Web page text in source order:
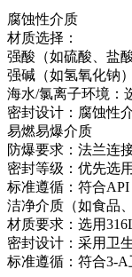
腐蚀性介质
材质选择：
强酸（如硫酸、盐
强碱（如氢氧化钠
海水/氯离子环境：
密封设计：腐蚀性
易燃易爆介质
防爆要求：法兰连
密封等级：优先选
标准遵循：符合API
洁净介质（如食品
材质要求：选用
密封设计：采用卫
标准遵循：符合3-A